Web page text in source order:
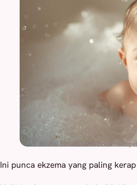
Mandi terlalu lama boleh
Ini punca ekzema yang paling